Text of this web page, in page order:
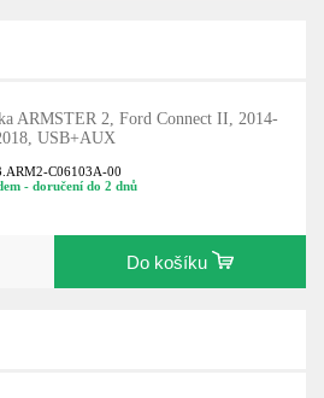
ARMSTER 2, Ford Connect II, 2014-
USB+AUX
C06103A-00
- doručení do 2 dnů
Do košíku